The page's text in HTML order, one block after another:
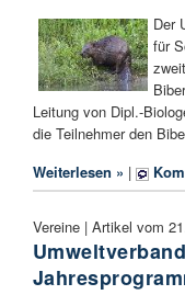
Der
für
Leitung von Dipl.-
die Teilnehmer den
Weiterlesen » |
Vereine | Artikel vom